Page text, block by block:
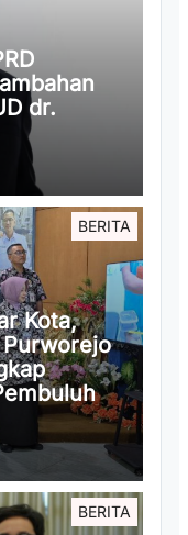
dr.
BERITA
Kota,
BERITA